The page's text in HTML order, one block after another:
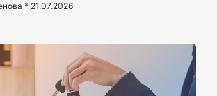
21.07.2026